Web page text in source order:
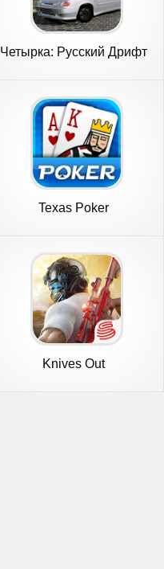
Четырка: Русский Дрифт
Texas Poker
Knives Out